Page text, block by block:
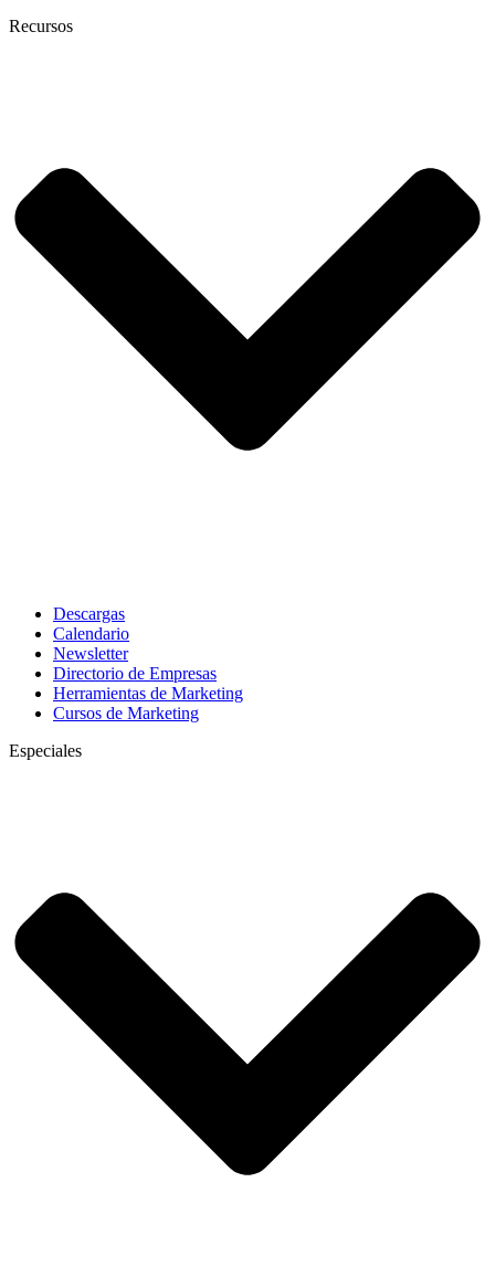
Recursos
Descargas
Calendario
Newsletter
Directorio de Empresas
Herramientas de Marketing
Cursos de Marketing
Especiales